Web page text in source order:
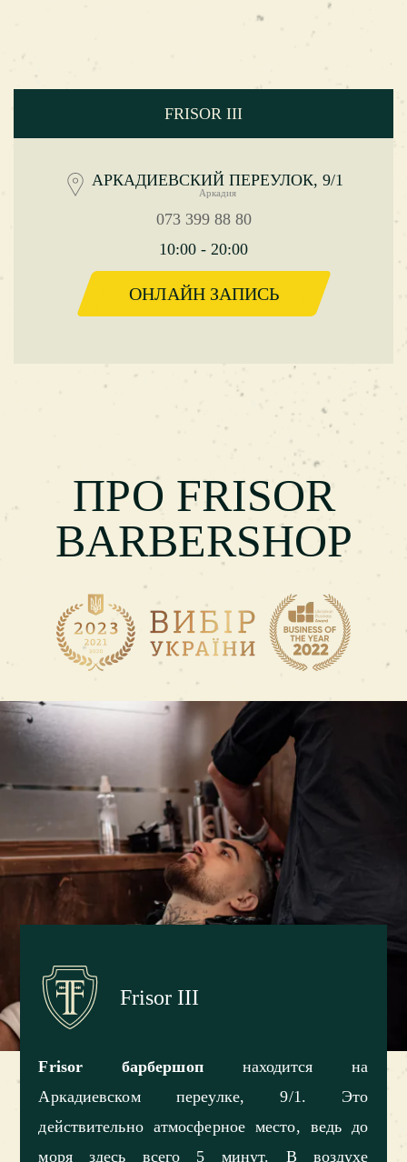
FRISOR III
АРКАДИЕВСКИЙ ПЕРЕУЛОК, 9/1
Аркадия
073 399 88 80
10:00 - 20:00
ОНЛАЙН ЗАПИСЬ
ПРО FRISOR
BARBERSHOP
Frisor III
Frisor барбершопнаходится на
Аркадиевском переулке, 9/1. Это
действительно атмосферное место, ведь до
моря здесь всего 5 минут. В воздухе